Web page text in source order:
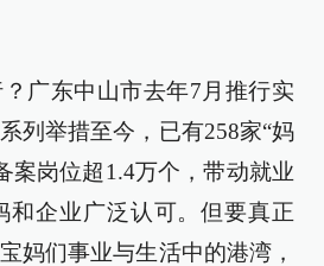
广东中山市去年7月推行实
列举措至今，已有258家“妈
案岗位超1.4万个，带动就业
和企业广泛认可。但要真正
妈们事业与生活中的港湾，